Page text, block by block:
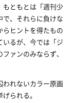
もともとは「週刊少
、それらに負けな
ヒントを得たもの
いるが、今では「ジ
ァンのみならず、
われないカラー原画
られる。